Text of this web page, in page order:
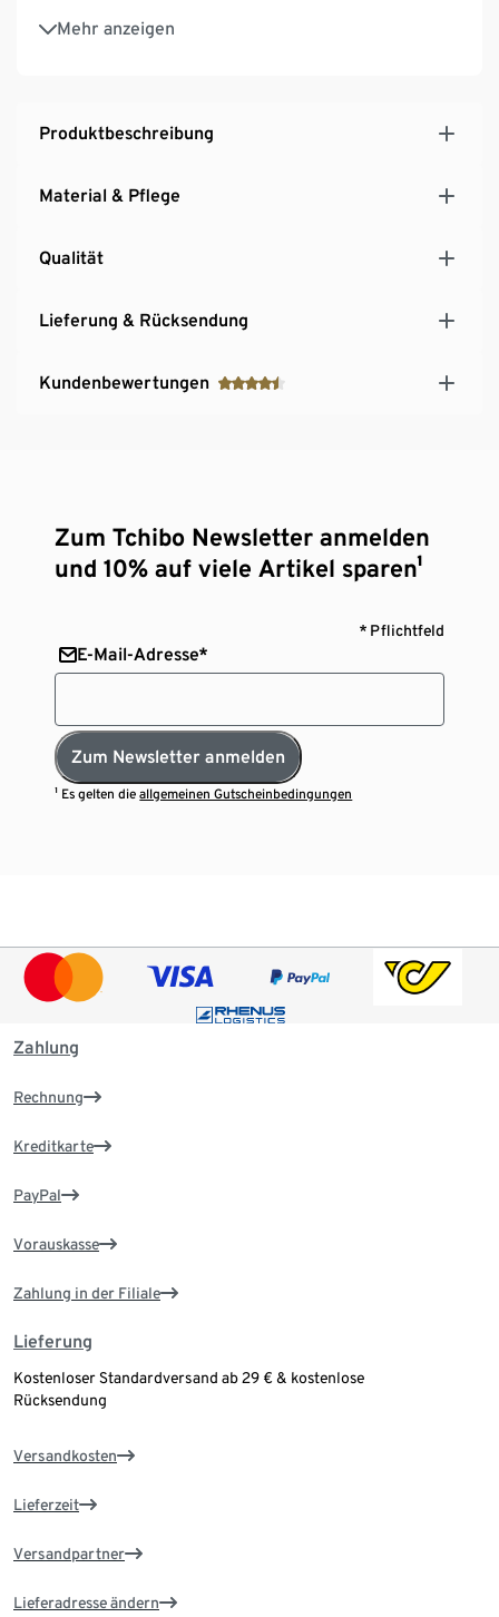
Mehr anzeigen
Stellfüße an der Pfannenzange
Produktbeschreibung
Material & Pflege
Qualität
Lieferung & Rücksendung
Kundenbewertungen
Zum Tchibo Newsletter anmelden
und 10% auf viele Artikel sparen¹
* Pflichtfeld
E-Mail-Adresse*
Zum Newsletter anmelden
¹ Es gelten dieallgemeinen Gutscheinbedingungen
Zahlung
Rechnung
Kreditkarte
PayPal
Vorauskasse
Zahlung in der Filiale
Lieferung
Kostenloser Standardversand ab 29 € & kostenlose
Rücksendung
Versandkosten
Lieferzeit
Versandpartner
Lieferadresse ändern